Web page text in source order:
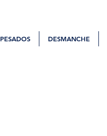
PESADOS DESMANCHE